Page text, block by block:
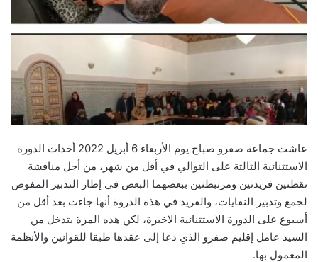
عاشت جماعة صفرو صباح يوم الأربعاء 6 أبريل 2022 أحداث الدورة
الاستثنائية الثالثة على التوالي في أقل من شهر، من أجل مناقشة
نقطتين فريدتين ومرتبطتين ببعضهما البعض في إطار التدبير المفوض
لجمع وتدبير النفايات، والفريد في هذه الدروة أنها جاءت بعد أقل من
أسبوع على الدورة الاستثنائية الاخيرة، لكن هذه المرة بتدخل من
السيد عامل إقليم صفرو الذي دعا إلى عقدها طبقا للقوانين والأنظمة
المعمول بها.